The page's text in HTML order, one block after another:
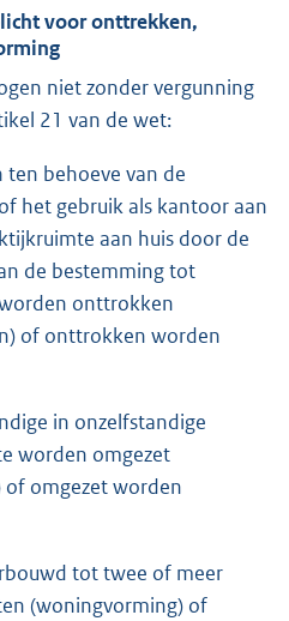
voor onttrekken,
niet zonder vergunning
21 van de wet:
ten behoeve van de
het gebruik als kantoor aan
aan huis door de
de bestemming tot
onttrokken
of onttrokken worden
in onzelfstandige
worden omgezet
omgezet worden
tot twee of meer
(woningvorming) of